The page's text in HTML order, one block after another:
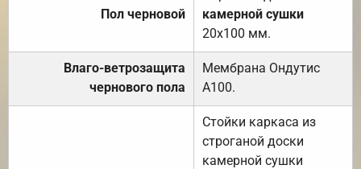
Пол черновой
камерной сушки
20х100 мм.
Влаго-ветрозащита
чернового пола
Мембрана Ондутис
А100.
Стойки каркаса из
строганой доски
камерной сушки